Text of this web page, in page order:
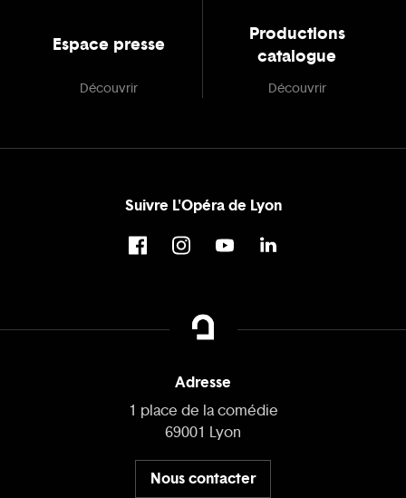
Espace presse
Découvrir
Productions
catalogue
Découvrir
Suivre L'Opéra de Lyon
Adresse
1 place de la comédie
69001 Lyon
Nous contacter